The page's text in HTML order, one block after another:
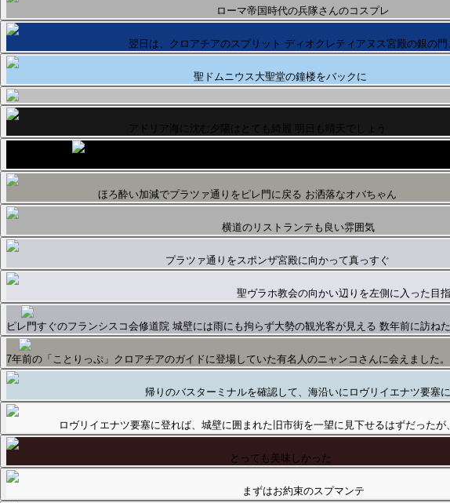
ローマ帝国時代の兵隊さんのコスプレ
翌日は、クロアチアのスプリット ディオクレティアヌス宮殿の銀の門
聖ドムニウス大聖堂の鐘楼をバックに
アドリア海に沈む夕陽はとても綺麗 明日も晴天でしょう
ほろ酔い加減でプラツァ通りをピレ門に戻る お洒落なオバちゃん
横道のリストランテも良い雰囲気
プラツァ通りをスポンザ宮殿に向かって真っすぐ
聖ヴラホ教会の向かい辺りを左側に入った目
ピレ門すぐのフランシスコ会修道院 城壁には雨にも拘らず大勢の観光客が見える 数年前に訪ね
7年前の「ことりっぷ」クロアチアのガイドに登場していた有名人のニャンコさんに会えました
帰りのバスターミナルを確認して、海沿いにロヴリイエナツ要塞
ロヴリイエナツ要塞に登れば、城壁に囲まれた旧市街を一望に見下せるはずだった
とっても美味しかった
まずはお約束のスプマンテ